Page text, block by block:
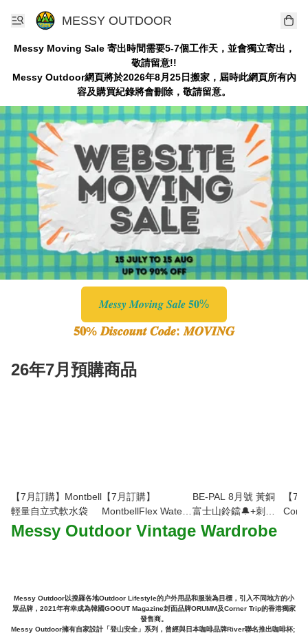
MESSY OUTDOOR
Messy Moving Sale 寄出時間需要5-7個工作天，並會獨立寄出，
敬請留意!!
Messy Outdoor網頁將於2026年8月25日搬家，屆時此網頁所有內
容及購買紀錄將會刪除，敬請留意。
𝑴𝒆𝒔𝒔𝒚 𝑴𝒐𝒗𝒊𝒏𝒈 𝑺𝒂𝒍𝒆 𝟓𝟎%
𝟓𝟎% 𝑫𝒊𝒔𝒄𝒐𝒖𝒏𝒕 𝑪𝒐𝒅𝒆: 𝑴𝑶𝑽𝑰𝑵𝑮
26年7月預購商品
【7月訂購】Montbell
輕量自立式軟水袋
【7月訂購】
MontbellFlex Water
Pack 吸管飲水套件
BE-PAL 8月號 黃銅
富士山鈴鐺🔔+刺繡
行李牌
【7
Messy Outdoor Vintage Wardrobe
Messy Outdoor以搜羅各地Outdoor Lifestyle的户外用品和服裝為目標，引入不同地方的小
眾品牌，2021年有幸成為韓國GOOUT Magazine封面品牌ORUMM及Corner Trip的香港獨家
發售商。
Messy Outdoor擁有自家設計「登山安全」系列，曾經與日本咖啡品牌River聯名推出咖啡杯;